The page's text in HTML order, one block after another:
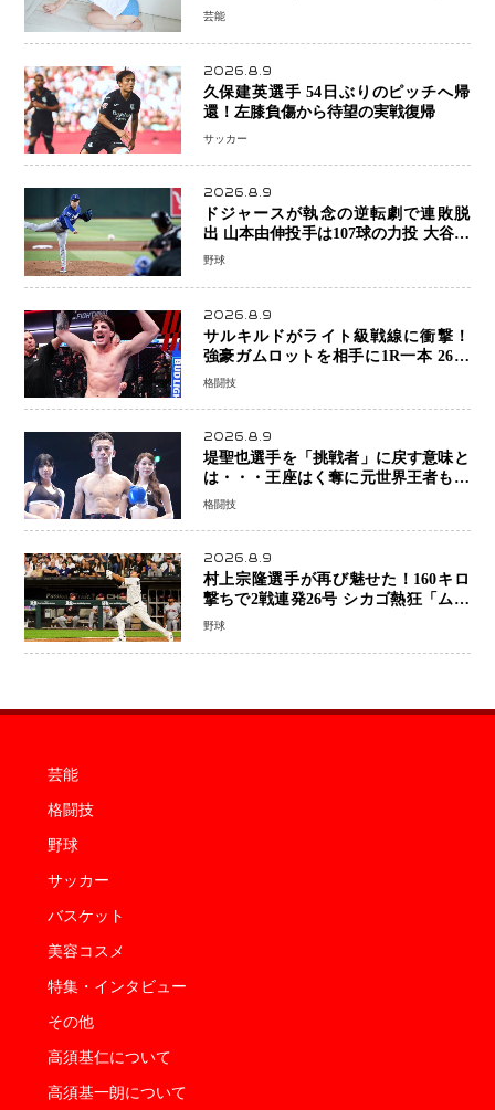
が11月5日発売決定 沖縄で“今しか残
芸能
2026.8.9
久保建英選手 54日ぶりのピッチへ帰
還！左膝負傷から待望の実戦復帰
サッカー
2026.8.9
ドジャースが執念の逆転劇で連敗脱
出 山本由伸投手は107球の力投 大谷翔
平選手が延長10回に勝利を呼び込む一
野球
2026.8.9
サルキルドがライト級戦線に衝撃！
強豪ガムロットを相手に1R一本 26歳
の豪州の新星が「トップ戦線」へ名乗
格闘技
2026.8.9
堤聖也選手を「挑戦者」に戻す意味と
は・・・王座はく奪に元世界王者も疑
問符 見たいのは井上拓真選手、那須
格闘技
2026.8.9
村上宗隆選手が再び魅せた！160キロ
撃ちで2戦連発26号 シカゴ熱狂「ムネ
はスターだ」米ファンの人気も急上昇
野球
芸能
格闘技
野球
サッカー
バスケット
美容コスメ
特集・インタビュー
その他
高須基仁について
高須基一朗について